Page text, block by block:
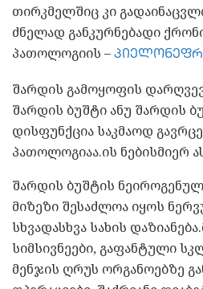
თირკმელშიც კი
ძნელად განკურნებადი
პათოლოგიის –
შარდის გამოყოფის
შარდის ბუშტი ანუ შარდის
დისფუნქცია საკმაოდ
პათოლოგიაა.ის ნებისმიერ
შარდის ბუშტის
მიზეზი შესაძლოა იყოს
სხვადასხვა სახის
სიმსივნეები, გაფანტული
მენჯის ღრუს ორგანოებზე